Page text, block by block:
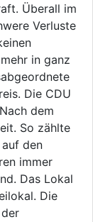
Überall im
Verluste
in ganz
Die CDU
dem
So zählte
den
immer
Das Lokal
Die